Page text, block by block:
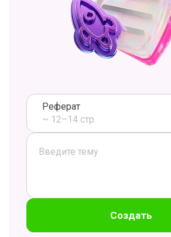
Реферат
~ 12–14 стр.
Создать